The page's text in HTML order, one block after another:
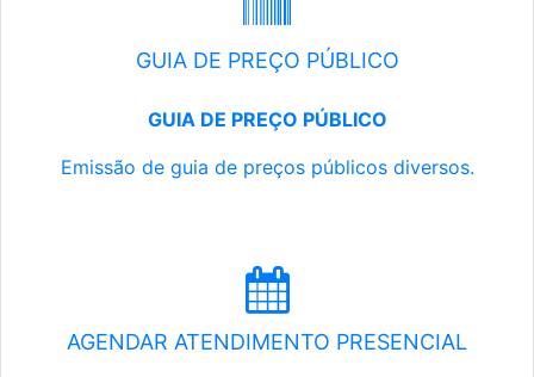
GUIA DE PREÇO PÚBLICO
GUIA DE PREÇO PÚBLICO
Emissão de guia de preços públicos diversos.
AGENDAR ATENDIMENTO PRESENCIAL